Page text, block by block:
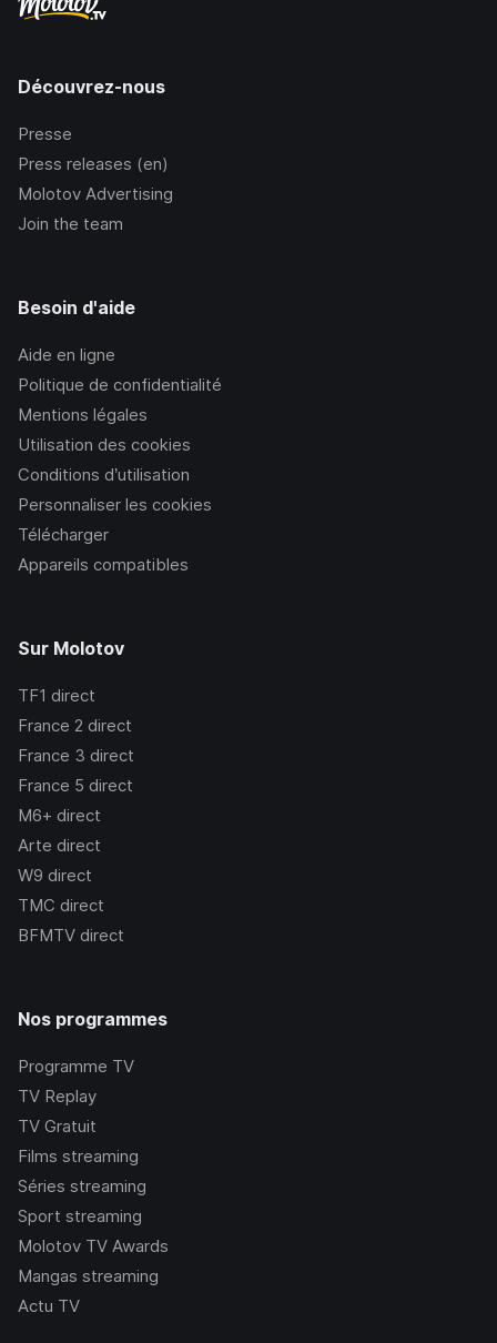
Découvrez-nous
Presse
Press releases (en)
Molotov Advertising
Join the team
Besoin d'aide
Aide en ligne
Politique de confidentialité
Mentions légales
Utilisation des cookies
Conditions d’utilisation
Personnaliser les cookies
Télécharger
Appareils compatibles
Sur Molotov
TF1 direct
France 2 direct
France 3 direct
France 5 direct
M6+ direct
Arte direct
W9 direct
TMC direct
BFMTV direct
Nos programmes
Programme TV
TV Replay
TV Gratuit
Films streaming
Séries streaming
Sport streaming
Molotov TV Awards
Mangas streaming
Actu TV